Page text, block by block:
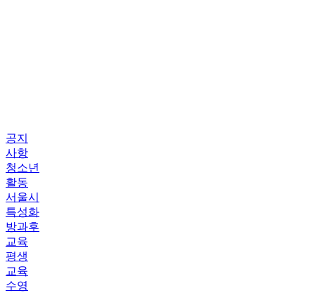
공지
사항
청소년
활동
서울시
특성화
방과후
교육
평생
교육
수영